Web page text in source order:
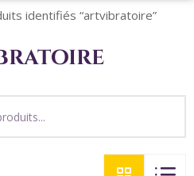
identifiés “artvibratoire”